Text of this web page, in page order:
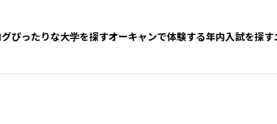
ぴったりな大学を探すオーキャンで体験する年内入試を探す